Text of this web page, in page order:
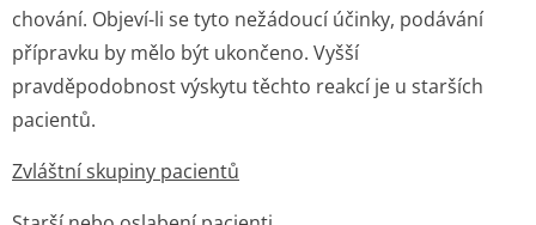
chování. Objeví-li se tyto nežádoucí účinky, podávání
přípravku by mělo být ukončeno. Vyšší
pravděpodobnost výskytu těchto reakcí je u starších
pacientů.
Zvláštní skupiny pacientů